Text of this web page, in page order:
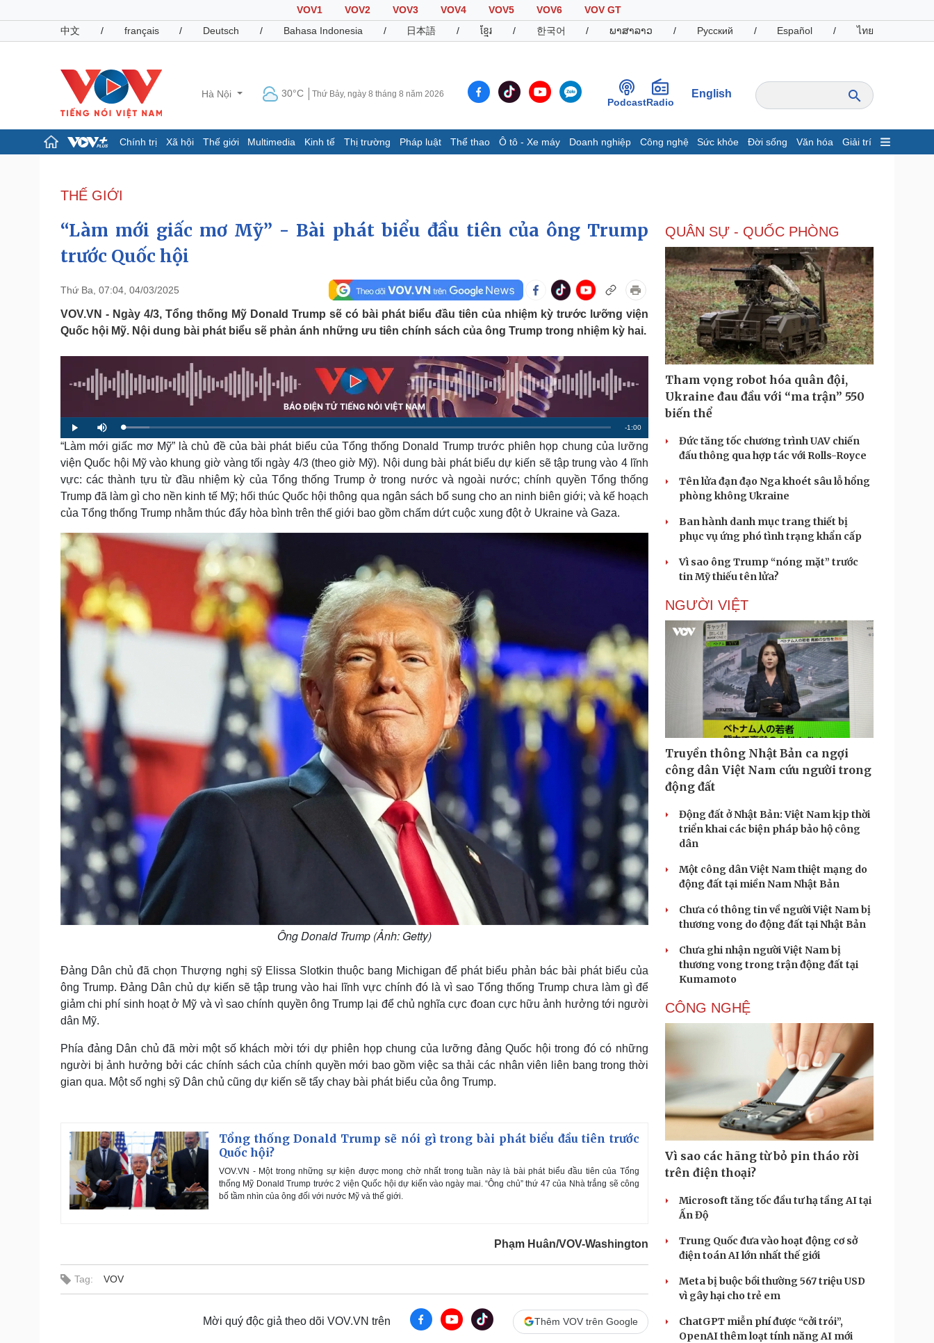
VOV1 VOV2 VOV3 VOV4 VOV5 VOV6
VOV GT
中文
/ français / Deutsch / Bahasa Indonesia / 日本語 / ខ្មែរ / 한국어 / ພາສາລາວ / Русский / Español / ไทย
Hà Nội 30°C Thứ Bảy, ngày 8 tháng 8 năm 2026
PodcastRadio
English
Chính trị Xã hội Thế giới Multimedia Kinh tế Thị trường Pháp luật Thể thao Ô tô - Xe máy Doanh nghiệp Công nghệ Sức khỏe Đời sống Văn hóa Giải trí
Đảng
Tổ chức nhân sự
Nhận diện sự thật
Dấu ấn VOV
E-Magazine
Infographic
Chứng khoán
Giá cà phê
Pháp luật
Tin nóng
Tư vấn luật
Việt Nam
Phân tích
Thể thao
Lịch thi đấu bóng đá
Thế giới thể thao
Ô tô - Xe máy
Xe máy
Tư vấn
Doanh nghiệp
Thông tin doanh nghiệp
Doanh nghiệp 24h
Doanh nhân
Vì cộng đồng
Công nghệ
Sành điệu
Tin Công nghệ
Trải nghiệm
Chuyển đổi số
Sức khỏe
Cây thuốc
Sản phụ khoa
Nhi khoa
Nam khoa
Làm đẹp - giảm cân
Phòng mạch online
Ăn sạch sống khỏe
Đời sống
Blog
Văn hóa
Sân khấu - Điện ảnh
Văn học
Di sản
Giải trí
Nghệ sĩ
Thời trang
Du lịch
Săn Tour
Podcast
Câu chuyện thời sự
Cửa sổ tình yêu
Kể chuyện cho bé
Hạt giống tâm hồn
Cải chính
THẾ GIỚI
“Làm mới giấc mơ Mỹ” - Bài phát biểu đầu tiên của ông Trump
trước Quốc hội
Thứ Ba, 07:04, 04/03/2025
VOV.VN - Ngày 4/3, Tổng thống Mỹ Donald Trump sẽ có bài phát biểu đầu tiên của nhiệm kỳ trước lưỡng viện
Quốc hội Mỹ. Nội dung bài phát biểu sẽ phản ánh những ưu tiên chính sách của ông Trump trong nhiệm kỳ hai.
P
l
a
y
M
u
t
e
L
o
a
d
e
d
4
0
R
e
m
n
-1:00
“Làm mới giấc mơ Mỹ” là chủ đề của bài phát biểu của Tổng thống Donald Trump trước phiên họp chung của lưỡng
viện Quốc hội Mỹ vào khung giờ vàng tối ngày 4/3 (theo giờ Mỹ). Nội dung bài phát biểu dự kiến sẽ tập trung vào 4 lĩnh
vực: các thành tựu từ đầu nhiệm kỳ của Tổng thống Trump ở trong nước và ngoài nước; chính quyền Tổng thống
Trump đã làm gì cho nền kinh tế Mỹ; hối thúc Quốc hội thông qua ngân sách bổ sung cho an ninh biên giới; và kế hoạch
của Tổng thống Trump nhằm thúc đẩy hòa bình trên thế giới bao gồm chấm dứt cuộc xung đột ở Ukraine và Gaza.
Ông Donald Trump (Ảnh: Getty)
Đảng Dân chủ đã chọn Thượng nghị sỹ Elissa Slotkin thuộc bang Michigan để phát biểu phản bác bài phát biểu của
ông Trump. Đảng Dân chủ dự kiến sẽ tập trung vào hai lĩnh vực chính đó là vì sao Tổng thống Trump chưa làm gì để
giảm chi phí sinh hoạt ở Mỹ và vì sao chính quyền ông Trump lại để chủ nghĩa cực đoan cực hữu ảnh hưởng tới người
dân Mỹ.
Phía đảng Dân chủ đã mời một số khách mời tới dự phiên họp chung của lưỡng đảng Quốc hội trong đó có những
người bị ảnh hưởng bởi các chính sách của chính quyền mới bao gồm việc sa thải các nhân viên liên bang trong thời
gian qua. Một số nghị sỹ Dân chủ cũng dự kiến sẽ tẩy chay bài phát biểu của ông Trump.
Tổng thống Donald Trump sẽ nói gì trong bài phát biểu đầu tiên trước
Quốc hội?
VOV.VN - Một trong những sự kiện được mong chờ nhất trong tuần này là bài phát biểu đầu tiên của Tổng
thống Mỹ Donald Trump trước 2 viện Quốc hội dự kiến vào ngày mai. “Ông chủ” thứ 47 của Nhà trắng sẽ công
bố tầm nhìn của ông đối với nước Mỹ và thế giới.
Phạm Huân/VOV-Washington
Tag: VOV
Mời quý độc giả theo dõi VOV.VN trên Thêm VOV trên Google
QUÂN SỰ - QUỐC PHÒNG
Tham vọng robot hóa quân đội,
Ukraine đau đầu với “ma trận” 550
biến thể
Đức tăng tốc chương trình UAV chiến
đấu thông qua hợp tác với Rolls-Royce
Tên lửa đạn đạo Nga khoét sâu lỗ hổng
phòng không Ukraine
Ban hành danh mục trang thiết bị
phục vụ ứng phó tình trạng khẩn cấp
Vì sao ông Trump “nóng mặt” trước
tin Mỹ thiếu tên lửa?
NGƯỜI VIỆT
Truyền thông Nhật Bản ca ngợi
công dân Việt Nam cứu người trong
động đất
Động đất ở Nhật Bản: Việt Nam kịp thời
triển khai các biện pháp bảo hộ công
dân
Một công dân Việt Nam thiệt mạng do
động đất tại miền Nam Nhật Bản
Chưa có thông tin về người Việt Nam bị
thương vong do động đất tại Nhật Bản
Chưa ghi nhận người Việt Nam bị
thương vong trong trận động đất tại
Kumamoto
CÔNG NGHỆ
Vì sao các hãng từ bỏ pin tháo rời
trên điện thoại?
Microsoft tăng tốc đầu tư hạ tầng AI tại
Ấn Độ
Trung Quốc đưa vào hoạt động cơ sở
điện toán AI lớn nhất thế giới
Meta bị buộc bồi thường 567 triệu USD
vì gây hại cho trẻ em
ChatGPT miễn phí được “cởi trói”,
OpenAI thêm loạt tính năng AI mới